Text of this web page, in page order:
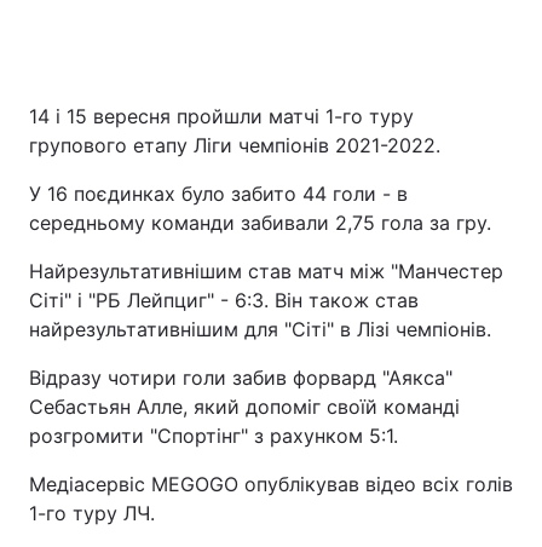
14 і 15 вересня пройшли матчі 1-го туру
групового етапу Ліги чемпіонів 2021-2022.
У 16 поєдинках було забито 44 голи - в
середньому команди забивали 2,75 гола за гру.
Найрезультативнішим став матч між "Манчестер
Сіті" і "РБ Лейпциг" - 6:3. Він також став
найрезультативнішим для "Сіті" в Лізі чемпіонів.
Відразу чотири голи забив форвард "Аякса"
Себастьян Алле, який допоміг своїй команді
розгромити "Спортінг" з рахунком 5:1.
Медіасервіс MEGOGO опублікував відео всіх голів
1-го туру ЛЧ.